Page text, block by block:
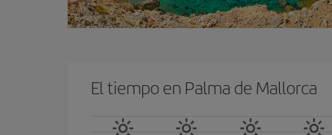
El tiempo en Palma de Mallorca